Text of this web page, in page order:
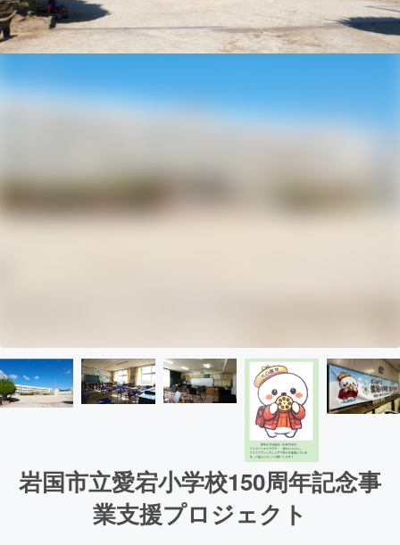
岩国市立愛宕小学校150周年記念事
業支援プロジェクト